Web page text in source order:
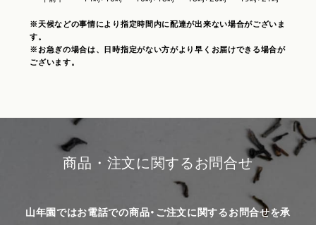
※天候などの事情により指定時間内に配達が出来ない場合がございま
す。
※お急ぎの場合は、日時指定がない方がより早くお届けできる場合が
ございます。
商品・注文に関するお問合せ
山年園ではお電話での商品・ご注文に関するお問合せを承